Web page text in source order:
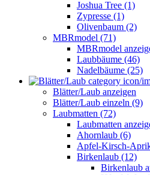
Joshua Tree (1)
Zypresse (1)
Olivenbaum (2)
MBRmodel (71)
MBRmodel
Laubbäume (46)
Nadelbäume (25)
Blätter/Laub anzeigen
Blätter/Laub einzeln (9)
Laubmatten (72)
Laubmatten
Ahornlaub (6)
Apfel-Kirsch-
Birkenlaub (12)
Birkenlaub